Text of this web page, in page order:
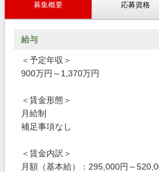
募集概要 応募資格
給与
＜予定年収＞
900万円～1,370万円
＜賃金形態＞
月給制
補足事項なし
＜賃金内訳＞
月額（基本給）：295,000円～